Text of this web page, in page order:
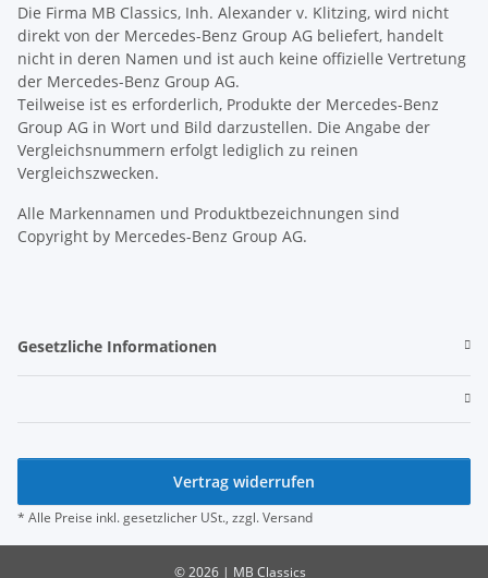
Die Firma MB Classics, Inh. Alexander v. Klitzing, wird nicht
direkt von der Mercedes-Benz Group AG beliefert, handelt
nicht in deren Namen und ist auch keine offizielle Vertretung
der Mercedes-Benz Group AG.
Teilweise ist es erforderlich, Produkte der Mercedes-Benz
Group AG in Wort und Bild darzustellen. Die Angabe der
Vergleichsnummern erfolgt lediglich zu reinen
Vergleichszwecken.
Alle Markennamen und Produktbezeichnungen sind
Copyright by Mercedes-Benz Group AG.
Gesetzliche Informationen
Vertrag widerrufen
* Alle Preise inkl. gesetzlicher USt., zzgl.Versand
© 2026 | MB Classics